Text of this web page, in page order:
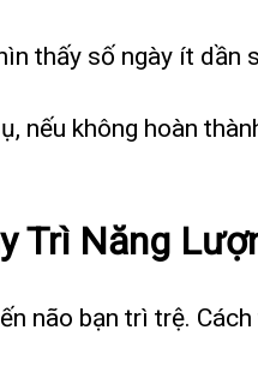
thấy số ngày ít dần
nếu không hoàn
Trì Năng
não bạn trì trệ.